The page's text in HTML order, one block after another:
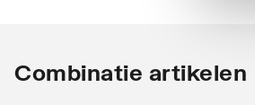
Combinatie artikelen